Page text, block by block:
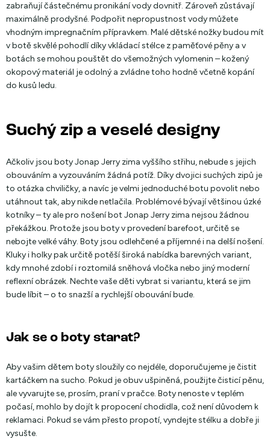
zabraňují částečnému pronikání vody dovnitř. Zároveň zůstávají
maximálně prodyšné. Podpořit nepropustnost vody můžete
vhodným impregnačním přípravkem. Malé dětské nožky budou mít
v botě skvělé pohodlí díky vkládací stélce z paměťové pěny a v
botách se mohou pouštět do všemožných vylomenin – kožený
okopový materiál je odolný a zvládne toho hodně včetně kopání
do kusů ledu.
Suchý zip a veselé designy
Ačkoliv jsou boty Jonap Jerry zima vyššího střihu, nebude s jejich
obouváním a vyzouváním žádná potíž. Díky dvojici suchých zipů je
to otázka chviličky, a navíc je velmi jednoduché botu povolit nebo
utáhnout tak, aby nikde netlačila. Problémové bývají většinou úzké
kotníky – ty ale pro nošení bot Jonap Jerry zima nejsou žádnou
překážkou. Protože jsou boty v provedení barefoot, určitě se
nebojte velké váhy. Boty jsou odlehčené a příjemné i na delší nošení.
Kluky i holky pak určitě potěší široká nabídka barevných variant,
kdy mnohé zdobí i roztomilá sněhová vločka nebo jiný moderní
reflexní obrázek. Nechte vaše děti vybrat si variantu, která se jim
bude líbit – o to snazší a rychlejší obouvání bude.
Jak se o boty starat?
Aby vašim dětem boty sloužily co nejdéle, doporučujeme je čistit
kartáčkem na sucho. Pokud je obuv ušpiněná, použijte čisticí pěnu,
ale vyvarujte se, prosím, praní v pračce. Boty nenoste v teplém
počasí, mohlo by dojít k propocení chodidla, což není důvodem k
reklamaci. Pokud se vám přesto propotí, vyndejte stélku a dobře ji
vysušte.